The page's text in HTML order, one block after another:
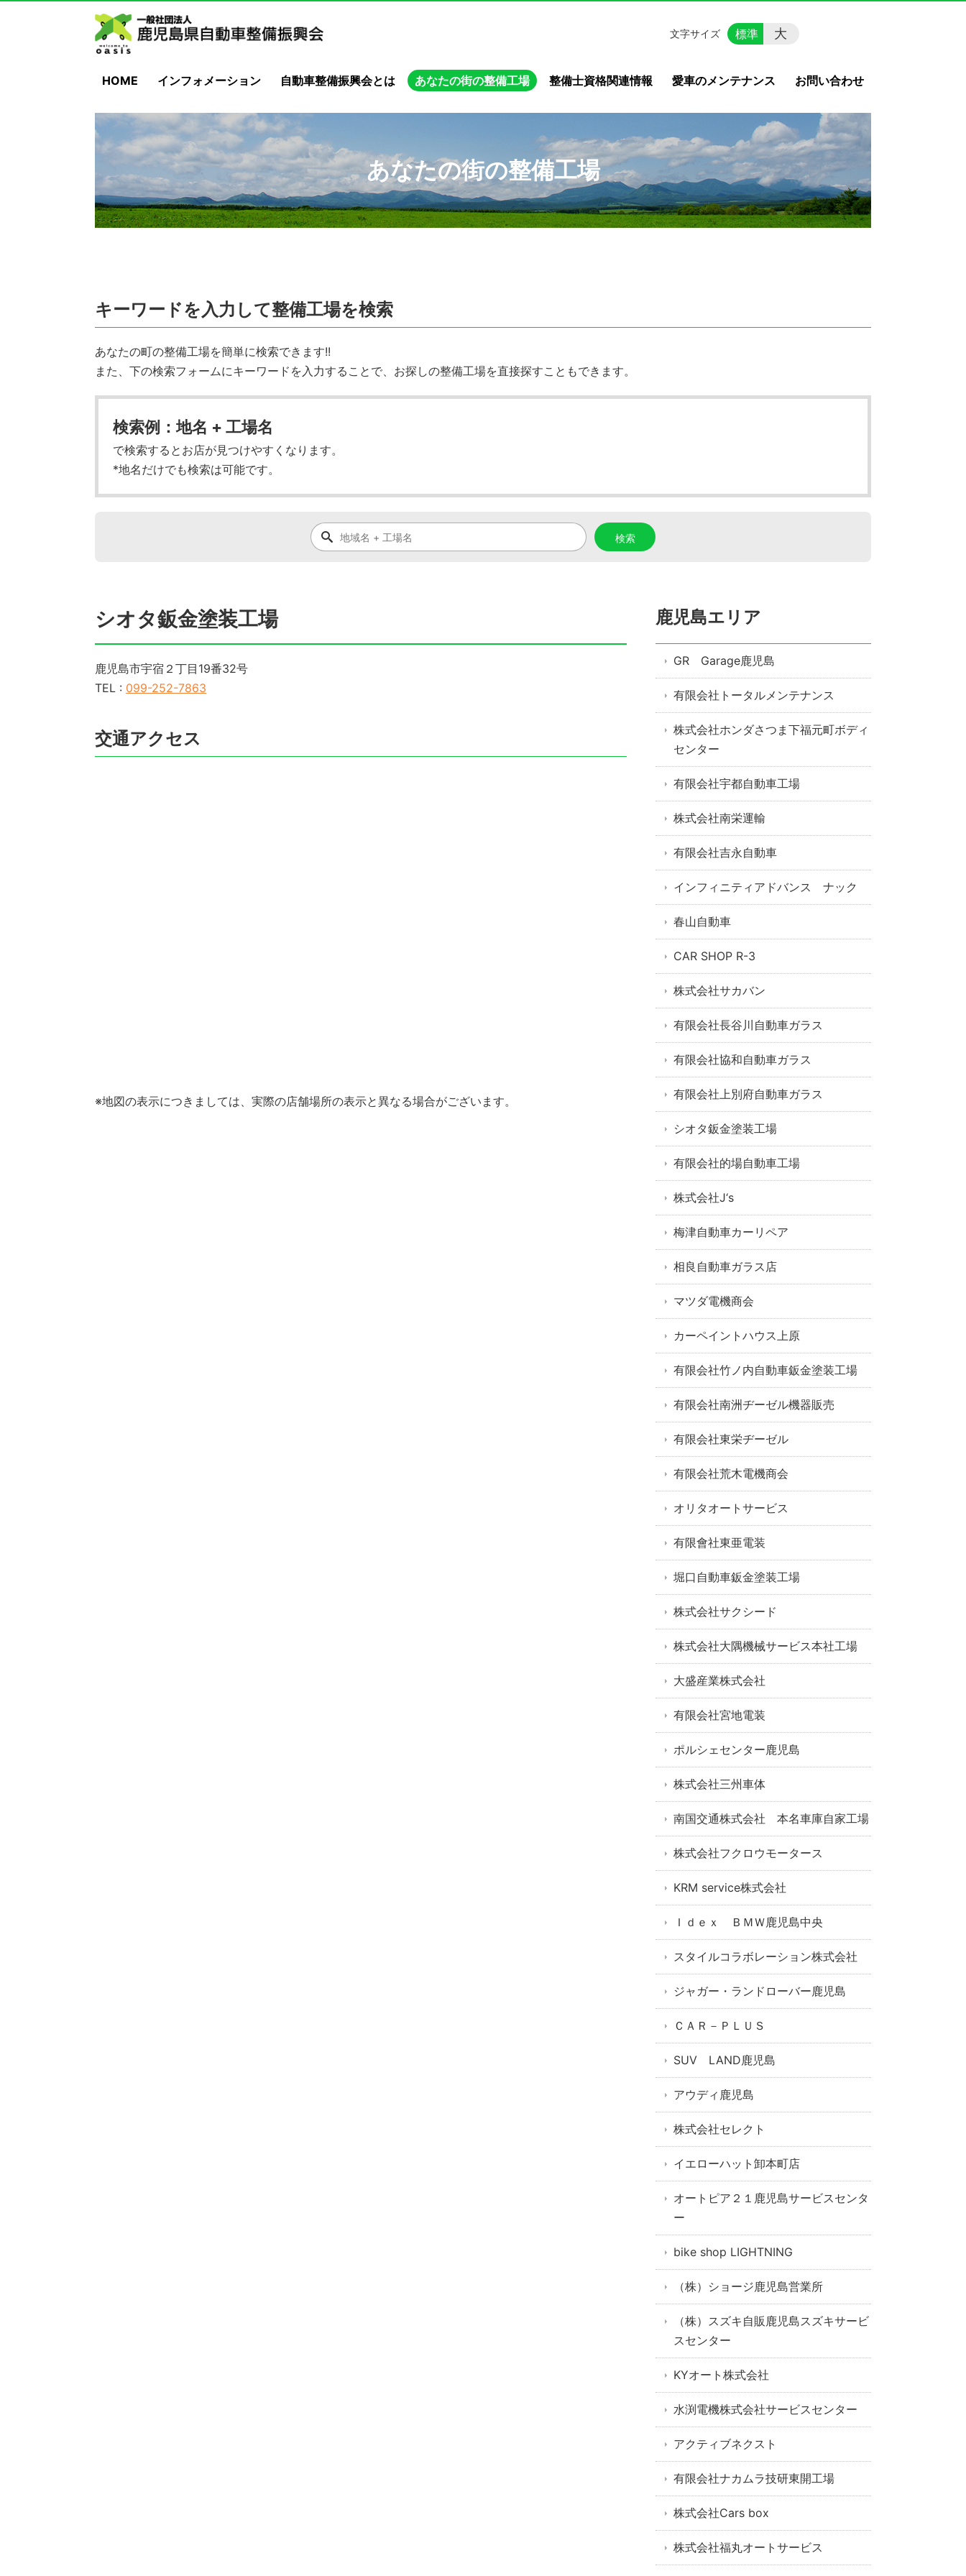
HOME インフォメーション 自動車整備振興会とは あなたの街の整備工場 整備士資格関連情報 愛車のメンテナンス お問い合わせ
文字サイズ 標準 大
あなたの街の整備工場
キーワードを入力して整備工場を検索
あなたの町の整備工場を簡単に検索できます!!
また、下の検索フォームにキーワードを入力することで、お探しの整備工場を直接探すこともできます。
検索例：地名 + 工場名
で検索するとお店が見つけやすくなります。
*地名だけでも検索は可能です。
シオタ鈑金塗装工場
鹿児島市宇宿２丁目19番32号
TEL : 099-252-7863
交通アクセス
※地図の表示につきましては、実際の店舗場所の表示と異なる場合がございます。
鹿児島エリア
GR Garage鹿児島
有限会社トータルメンテナンス
株式会社ホンダさつま下福元町ボディ
センター
有限会社宇都自動車工場
株式会社南栄運輸
有限会社吉永自動車
インフィニティアドバンス ナック
春山自動車
CAR SHOP R-3
株式会社サカバン
有限会社長谷川自動車ガラス
有限会社協和自動車ガラス
有限会社上別府自動車ガラス
シオタ鈑金塗装工場
有限会社的場自動車工場
株式会社J‘s
梅津自動車カーリペア
相良自動車ガラス店
マツダ電機商会
カーペイントハウス上原
有限会社竹ノ内自動車鈑金塗装工場
有限会社南洲ヂーゼル機器販売
有限会社東栄ヂーゼル
有限会社荒木電機商会
オリタオートサービス
有限會社東亜電装
堀口自動車鈑金塗装工場
株式会社サクシード
株式会社大隅機械サービス本社工場
大盛産業株式会社
有限会社宮地電装
ポルシェセンター鹿児島
株式会社三州車体
南国交通株式会社 本名車庫自家工場
株式会社フクロウモータース
KRM service株式会社
Ｉｄｅｘ ＢＭＷ鹿児島中央
スタイルコラボレーション株式会社
ジャガー・ランドローバー鹿児島
ＣＡＲ－ＰＬＵＳ
SUV LAND鹿児島
アウディ鹿児島
株式会社セレクト
イエローハット卸本町店
オートピア２１鹿児島サービスセンタ
ー
bike shop LIGHTNING
（株）ショージ鹿児島営業所
（株）スズキ自販鹿児島スズキサービ
スセンター
KYオート株式会社
水渕電機株式会社サービスセンター
アクティブネクスト
有限会社ナカムラ技研東開工場
株式会社Cars box
株式会社福丸オートサービス